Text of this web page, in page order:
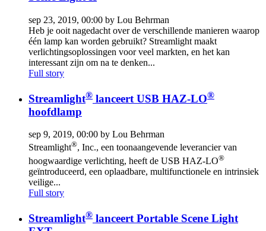
sep 23, 2019, 00:00 by Lou Behrman
Heb je ooit nagedacht over de verschillende manieren waarop
één lamp kan worden gebruikt? Streamlight maakt
verlichtingsoplossingen voor veel markten, en het kan
interessant zijn om na te denken...
Full story
Streamlight® lanceert USB HAZ-LO®
hoofdlamp
sep 9, 2019, 00:00 by Lou Behrman
Streamlight®, Inc., een toonaangevende leverancier van
hoogwaardige verlichting, heeft de USB HAZ-LO®
geïntroduceerd, een oplaadbare, multifunctionele en intrinsiek
veilige...
Full story
Streamlight® lanceert Portable Scene Light